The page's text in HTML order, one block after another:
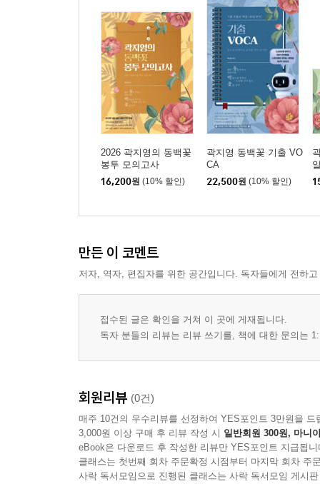
UNIT 18 명사절
UNIT 19 부사절
UNIT 20 형용사절
II 문법편 부록
III 어휘편 이론
IV 독해편 이론 및 문제
UNIT 01 생활영어
사고력 강화 훈련
UNIT 02 이메일
정복 전략
Practice
사고력 강화 훈련
Practice
UNIT 04 일치불일치
정복 전략
2026 곽지영의 동백꽃
봉투 모의고사
16,200원 (10% 할인)
곽지영 동백꽃 기출 VO
CA
22,500원 (10% 할인)
만든 이 코멘트
저자, 역자, 편집자를 위한 공간입니다. 독자들에게 전하
접수된 글은 확인을 거쳐 이 곳에 게재됩니다.
독자 분들의 리뷰는 리뷰 쓰기를, 책에 대한 문의는
회원리뷰 (0건)
매주 10건의 우수리뷰를 선정하여 YES포인트 3만원을 드
3,000원 이상 구매 후 리뷰 작성 시 일반회원 300원, 마니
eBook은 다운로드 후 작성한 리뷰만 YES포인트 지급됩니
클래스는 첫번째 회차 주문확정 시점부터 마지막 회차 주
사락 독서모임으로 진행된 클래스는 사락 독서모임 게시